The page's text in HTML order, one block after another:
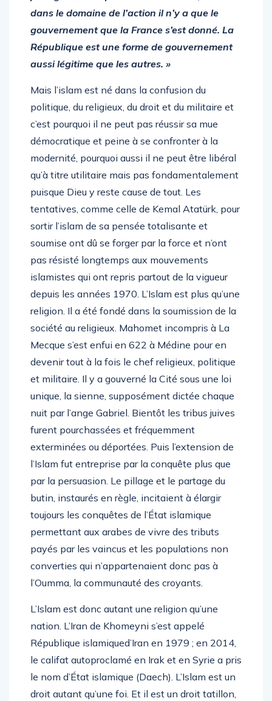
dans le domaine de l’action il n’y a que le
gouvernement que la France s’est donné. La
République est une forme de gouvernement
aussi légitime que les autres. »
Mais l’islam est né dans la confusion du
politique, du religieux, du droit et du militaire et
c’est pourquoi il ne peut pas réussir sa mue
démocratique et peine à se confronter à la
modernité, pourquoi aussi il ne peut être libéral
qu’à titre utilitaire mais pas fondamentalement
puisque Dieu y reste cause de tout. Les
tentatives, comme celle de Kemal Atatürk, pour
sortir l’islam de sa pensée totalisante et
soumise ont dû se forger par la force et n’ont
pas résisté longtemps aux mouvements
islamistes qui ont repris partout de la vigueur
depuis les années 1970. L’Islam est plus qu’une
religion. Il a été fondé dans la soumission de la
société au religieux. Mahomet incompris à La
Mecque s’est enfui en 622 à Médine pour en
devenir tout à la fois le chef religieux, politique
et militaire. Il y a gouverné la Cité sous une loi
unique, la sienne, supposément dictée chaque
nuit par l’ange Gabriel. Bientôt les tribus juives
furent pourchassées et fréquemment
exterminées ou déportées. Puis l’extension de
l’Islam fut entreprise par la conquête plus que
par la persuasion. Le pillage et le partage du
butin, instaurés en règle, incitaient à élargir
toujours les conquêtes de l’État islamique
permettant aux arabes de vivre des tributs
payés par les vaincus et les populations non
converties qui n’appartenaient donc pas à
l’Oumma, la communauté des croyants.
L’Islam est donc autant une religion qu’une
nation. L’Iran de Khomeyni s’est appelé
République islamiqued’Iran en 1979 ; en 2014,
le califat autoproclamé en Irak et en Syrie a pris
le nom d’État islamique (Daech). L’Islam est un
droit autant qu’une foi. Et il est un droit tatillon,